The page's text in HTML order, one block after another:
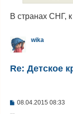
В странах СНГ,
wika
Re: Детское
С
08.04.2015 08:33